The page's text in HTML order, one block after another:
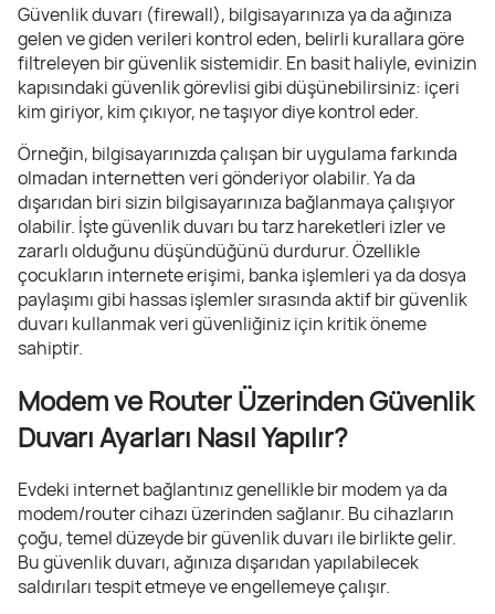
Güvenlik duvarı (firewall), bilgisayarınıza ya da ağınıza
gelen ve giden verileri kontrol eden, belirli kurallara göre
filtreleyen bir güvenlik sistemidir. En basit haliyle, evinizin
kapısındaki güvenlik görevlisi gibi düşünebilirsiniz: içeri
kim giriyor, kim çıkıyor, ne taşıyor diye kontrol eder.
Örneğin, bilgisayarınızda çalışan bir uygulama farkında
olmadan internetten veri gönderiyor olabilir. Ya da
dışarıdan biri sizin bilgisayarınıza bağlanmaya çalışıyor
olabilir. İşte güvenlik duvarı bu tarz hareketleri izler ve
zararlı olduğunu düşündüğünü durdurur. Özellikle
çocukların internete erişimi, banka işlemleri ya da dosya
paylaşımı gibi hassas işlemler sırasında aktif bir güvenlik
duvarı kullanmak veri güvenliğiniz için kritik öneme
sahiptir.
Modem ve Router Üzerinden Güvenlik
Duvarı Ayarları Nasıl Yapılır?
Evdeki internet bağlantınız genellikle bir modem ya da
modem/router cihazı üzerinden sağlanır. Bu cihazların
çoğu, temel düzeyde bir güvenlik duvarı ile birlikte gelir.
Bu güvenlik duvarı, ağınıza dışarıdan yapılabilecek
saldırıları tespit etmeye ve engellemeye çalışır.